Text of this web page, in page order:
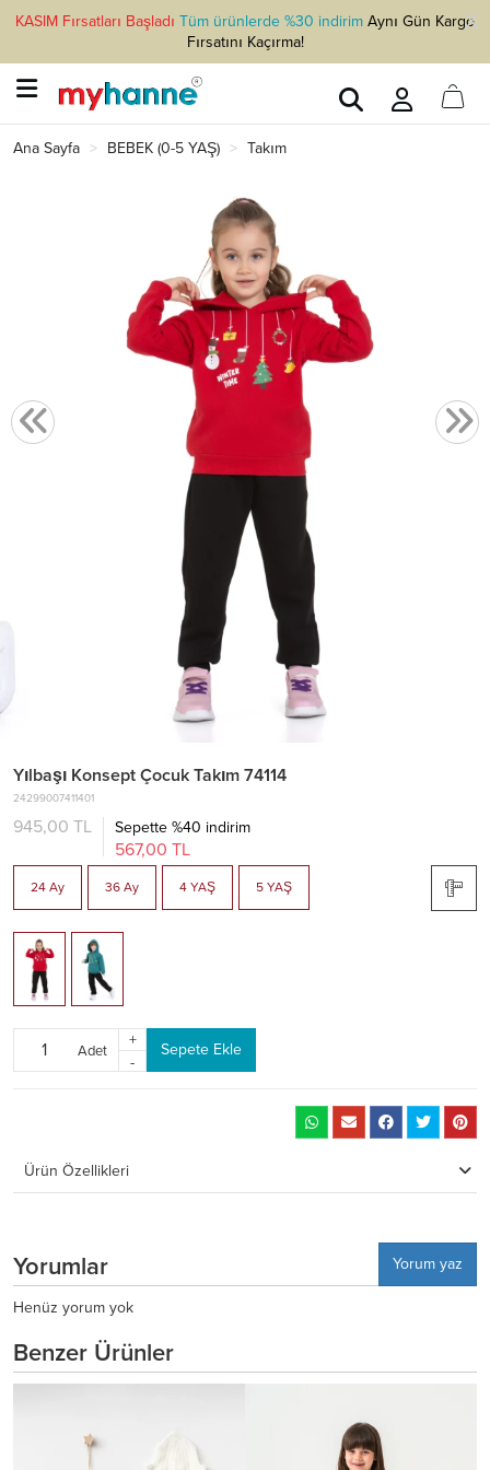
KASIM Fırsatları Başladı Tüm ürünlerde %30 indirimAynı Gün Kargo
Fırsatını Kaçırma!
Ana Sayfa BEBEK (0-5 YAŞ) Takım
Yılbaşı Konsept Çocuk Takım 74114
24299007411401
945,00 TL Sepette %40 indirim
567,00 TL
24 Ay 36 Ay 4 YAŞ 5 YAŞ
Adet
+
-
Sepete Ekle
Ürün Özellikleri
Yorumlar
Yorum yaz
Henüz yorum yok
Benzer Ürünler